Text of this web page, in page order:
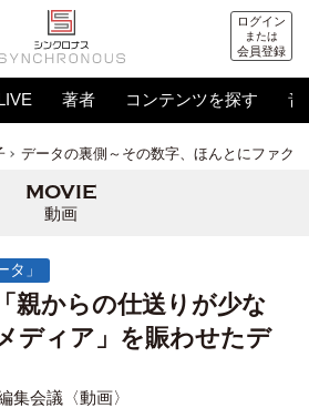
ログイン
または
会員登録
著者 コンテンツを探す 音
データの裏側～その数字、ほんとにファク
動画
」
親からの仕送りが少な
ディア」を賑わせたデ
集会議〈動画〉